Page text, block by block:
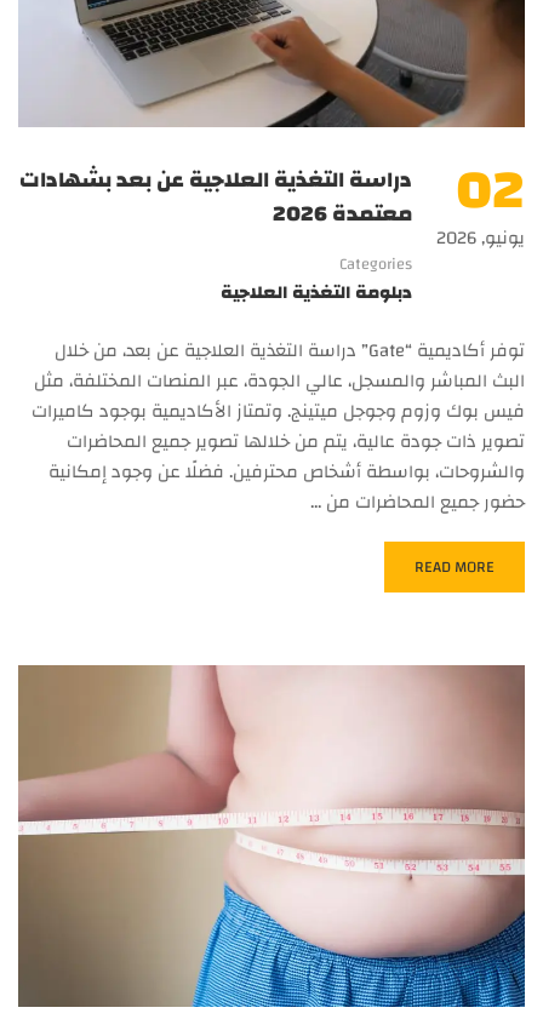
02
يونيو, 2026
دراسة التغذية العلاجية عن بعد بشهادات
معتمدة 2026
Categories
دبلومة التغذية العلاجية
توفر أكاديمية “Gate” دراسة التغذية العلاجية عن بعد، من خلال
البث المباشر والمسجل، عالي الجودة، عبر المنصات المختلفة، مثل
فيس بوك وزوم وجوجل ميتينج. وتمتاز الأكاديمية بوجود كاميرات
تصوير ذات جودة عالية، يتم من خلالها تصوير جميع المحاضرات
والشروحات، بواسطة أشخاص محترفين. فضلًا عن وجود إمكانية
حضور جميع المحاضرات من …
READ MORE